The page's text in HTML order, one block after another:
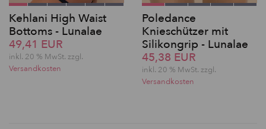
Kehlani High Waist
Bottoms - Lunalae
49,41 EUR
inkl. 20 % MwSt. zzgl.
Versandkosten
Poledance
Knieschützer mit
Silikongrip - Lunalae
45,38 EUR
inkl. 20 % MwSt. zzgl.
Versandkosten